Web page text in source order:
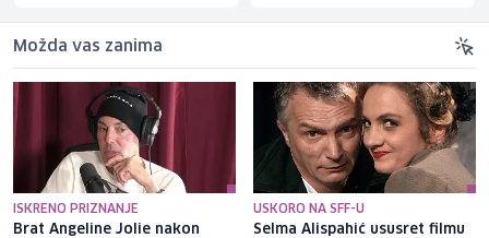
Možda vas zanima
ISKRENO PRIZNANJE
Brat Angeline Jolie nakon
USKORO NA SFF-U
Selma Alispahić ususret filmu